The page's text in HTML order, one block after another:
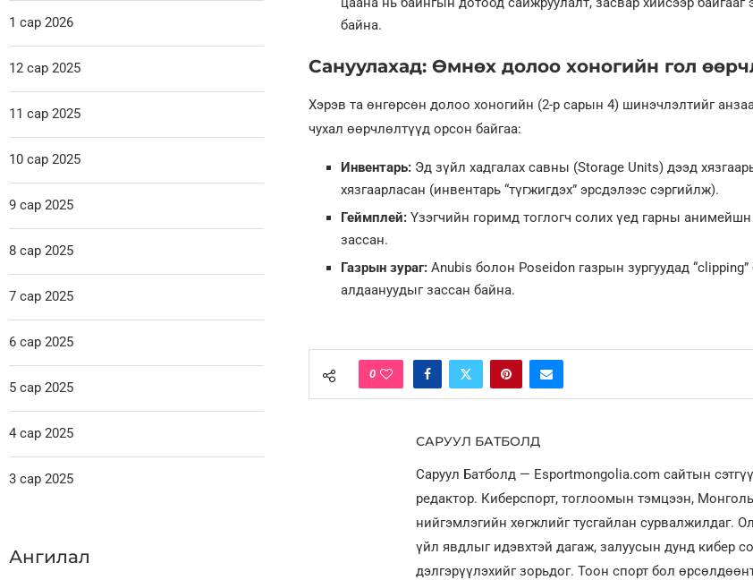
байна.
Сануулахад: Өмнөх долоо хоногийн гол
Хэрэв та өнгөрсөн долоо хоногийн (2-р сарын 4) шинэчлэлтийг
чухал өөрчлөлтүүд орсон байгаа:
Инвентарь:Эд зүйл хадгалах савны (Storage Units) дээд
хязгаарласан (инвентарь “түгжигдэх” эрсдэлээс сэргийлж).
Геймплей:Үзэгчийн горимд тоглогч солих үед гарны анимейшн
зассан.
Газрын зураг:Anubis болон Poseidon газрын зургуудад “clipping”
алдаануудыг зассан байна.
0
САРУУЛ БАТБОЛД
Саруул Батболд — Esportmongolia.com сайтын
редактор. Киберспорт, тоглоомын тэмцээн,
нийгэмлэгийн хөгжлийг тусгайлан сурвалжилдаг.
үйл явдлыг идэвхтэй дагаж, залуусын дунд кибер
дэлгэрүүлэхийг зорьдог. Тоон спорт бол
1 сар 2026
12 сар 2025
11 сар 2025
10 сар 2025
9 сар 2025
8 сар 2025
7 сар 2025
6 сар 2025
5 сар 2025
4 сар 2025
3 сар 2025
Ангилал